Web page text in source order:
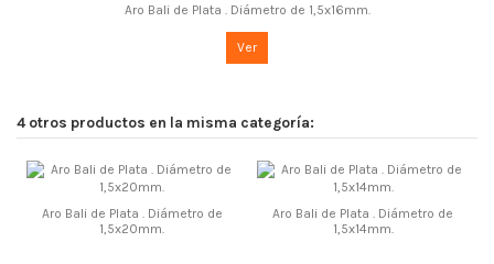
Aro Bali de Plata . Diámetro de 1,5x16mm.
Ver
4 otros productos en la misma categoría:
Aro Bali de Plata . Diámetro de
1,5x20mm.
Aro Bali de Plata . Diámetro de
1,5x14mm.